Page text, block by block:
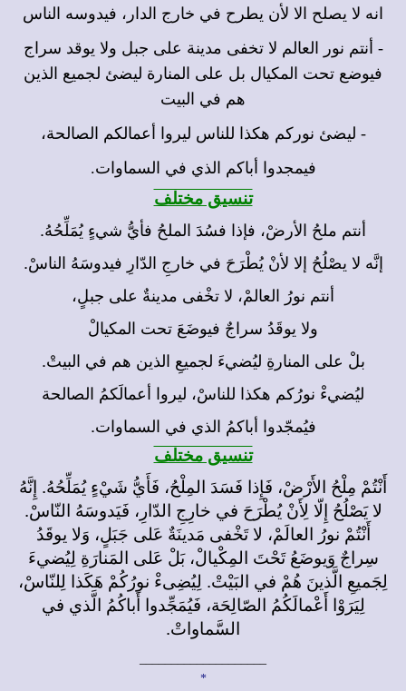
انه لا يصلح الا لأن يطرح في خارج الدار، فيدوسه الناس
- أنتم نور العالم لا تخفى مدينة على جبل ولا يوقد سراج
فيوضع تحت المكيال بل على المنارة ليضئ لجميع الذين
هم في البيت
- ليضئ نوركم هكذا للناس ليروا أعمالكم الصالحة،
فيمجدوا أباكم الذي في السماوات.
تنسيق مختلف
أنتم ملحُ الأرضْ، فإذا فسُدَ الملحُ فأيُّ شيءٍ يُمَلِّحُهُ.
إنَّه لا يصْلُحُ إلا لأنْ يُطْرَحَ في خارجِ الدّارِ فيدوسَهُ الناسْ.
أنتم نورُ العالمْ، لا تخْفى مدينةٌ على جبلٍ،
ولا يوقَدُ سراجٌ فيوضَعَ تحت المكيالْ
بلْ على المنارةِ ليُضيءَ لجميعِ الذين هم في البيتْ.
ليُضيءْ نورُكم هكذا للناسْ، ليروا أعمالَكمُ الصالحة
فيُمجّدوا أباكمُ الذي في السماوات.
تنسيق مختلف
أَنْتُمْ مِلْحُ الأَرْضْ، فَإِذا فَسَدَ المِلْحُ، فَأَيُّ شَيْءٍ يُمَلِّحُهُ. إِنَّهُ
لا يَصْلُحُ إِلّا لِأَنْ يُطْرَحَ في خارِجِ الدّارِ، فَيَدوسَهُ النّاسْ.
أَنْتُمْ نورُ العالَمْ، لا تَخْفى مَدينَةٌ عَلى جَبَلٍ، وَلا يوقَدُ
سِراجٌ وَيوضَعُ تَحْتَ المِكْيالْ، بَلْ عَلى المَنارَةِ لِيُضيءَ
لِجَميعِ الَّذينَ هُمْ في البَيْتْ. لِيُضِىءْ نورُكُمْ هَكَذا لِلنّاسْ،
لِيَرَوْا أَعْمالَكُمُ الصّالِحَة، فَيُمَجِّدوا أَباكُمُ الَّذي في
السَّماواتْ.
*